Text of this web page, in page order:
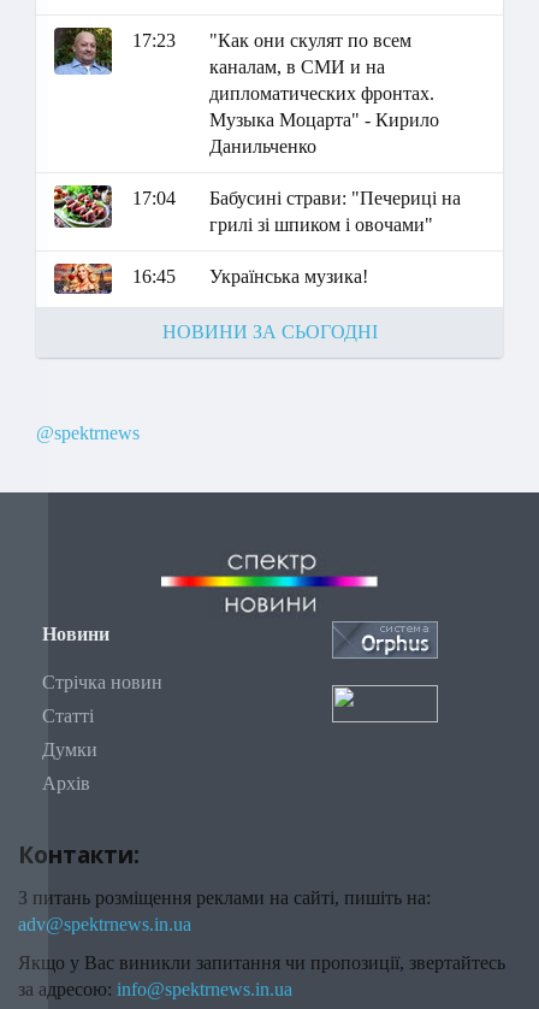
17:23
"Как они скулят по всем
каналам, в СМИ и на
дипломатических фронтах.
Музыка Моцарта" - Кирило
Данильченко
17:04
Бабусині страви: "Печериці на
грилі зі шпиком і овочами"
16:45 Українська музика!
НОВИНИ ЗА СЬОГОДНІ
@spektrnews
Новини
Стрічка новин
Статті
Думки
Архів
Контакти:
З питань розміщення реклами на сайті, пишіть на:
adv@spektrnews.in.ua
Якщо у Вас виникли запитання чи пропозиції, звертайтесь
за адресою: info@spektrnews.in.ua